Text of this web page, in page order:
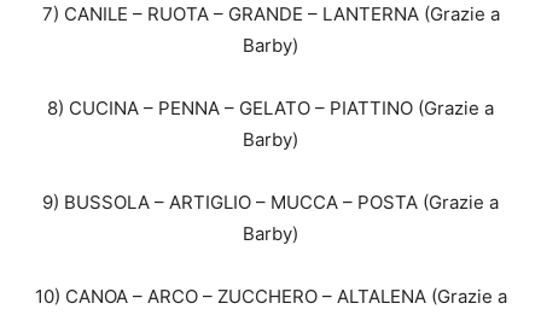
7) CANILE – RUOTA – GRANDE – LANTERNA (Grazie a
Barby)
8) CUCINA – PENNA – GELATO – PIATTINO (Grazie a
Barby)
9) BUSSOLA – ARTIGLIO – MUCCA – POSTA (Grazie a
Barby)
10) CANOA – ARCO – ZUCCHERO – ALTALENA (Grazie a